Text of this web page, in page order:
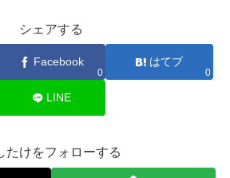
シェアする
Facebook
0
はてブ
0
LINE
たけをフォローする